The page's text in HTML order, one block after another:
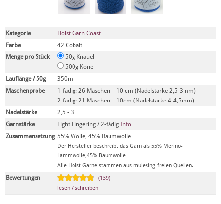
Kategorie
Holst Garn Coast
Farbe
42 Cobalt
Menge pro Stück
50g Knäuel
500g Kone
Lauflänge / 50g
350m
Maschenprobe
1-fädig: 26 Maschen = 10 cm (Nadelstärke 2,5-3mm)
2-fädig: 21 Maschen = 10cm (Nadelstärke 4-4,5mm)
Nadelstärke
2,5 - 3
Garnstärke
Light Fingering / 2-fädig Info
Zusammensetzung 55% Wolle, 45% Baumwolle
Der Hersteller beschreibt das Garn als 55% Merino-
Lammwolle,45% Baumwolle
Alle Holst Garne stammen aus mulesing-freien Quellen.
Bewertungen
(139)
lesen / schreiben